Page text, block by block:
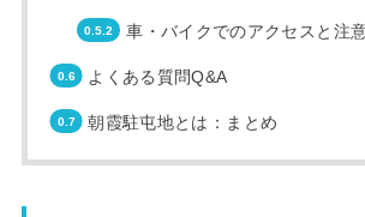
車・バイクでのアクセスと注
よくある質問Q&A
朝霞駐屯地とは：まとめ